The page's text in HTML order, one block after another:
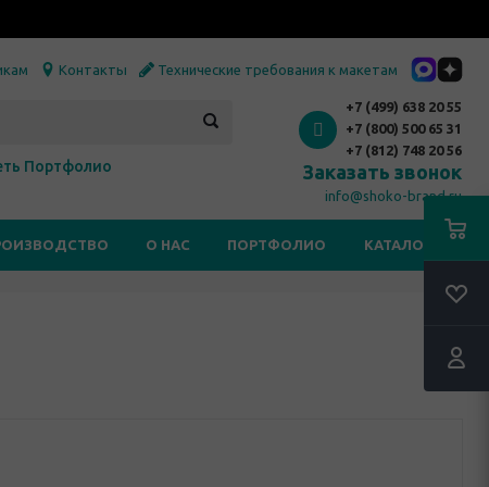
Контакты Технические требования к макетам
Портфолио
+7 (499) 638 20 55
+7 (800) 500 65 31
+7 (812) 748 20 56
Заказать звонок
info@shoko-brand.ru
О НАС ПОРТФОЛИО КАТАЛОГИ